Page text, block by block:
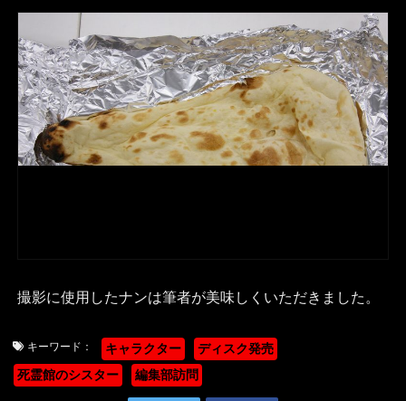
撮影に使用したナンは筆者が美味しくいただきました。
キーワード： キャラクター
ディスク発売
死霊館のシスター
編集部訪問